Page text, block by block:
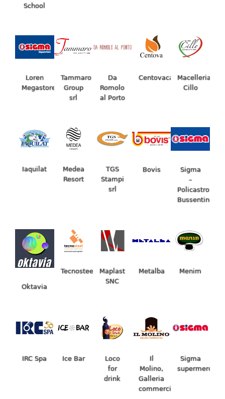
School
Loren
Megastore
Tammaro
Group
srl
Da
Romolo
al Porto
CentovacafèMacelleria
Cillo
Iaquilat
Medea
Resort
TGS
Stampi
srl
Bovis
Sigma
–
Policastro
Bussentino
Oktavia
Tecnosteel
Maplast
SNC
Metalba Menim
IRC Spa Ice Bar
Loco
for
drink
Il
Molino,
Galleria
commerciale
Sigma
supermercati